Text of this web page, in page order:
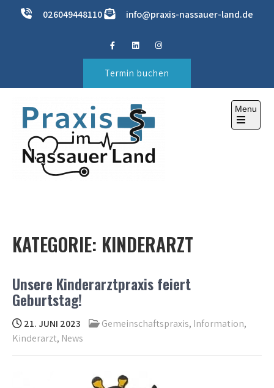
026049448110 info@praxis-nassauer-land.de
Termin buchen
Menu
Open
KATEGORIE: KINDERARZT
Unsere Kinderarztpraxis feiert
Geburtstag!
21. JUNI 2023 Gemeinschaftspraxis, Information,
Kinderarzt, News